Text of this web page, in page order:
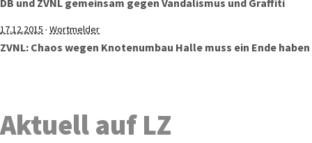
DB und ZVNL gemeinsam gegen Vandalismus und Graffiti
17.12.2015 · Wortmelder
ZVNL: Chaos wegen Knotenumbau Halle muss ein Ende haben
Aktuell auf LZ